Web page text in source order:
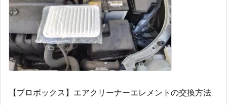
【プロボックス】エアクリーナーエレメントの交換方法